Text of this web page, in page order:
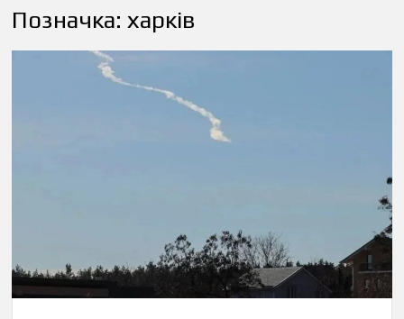
Позначка:харків